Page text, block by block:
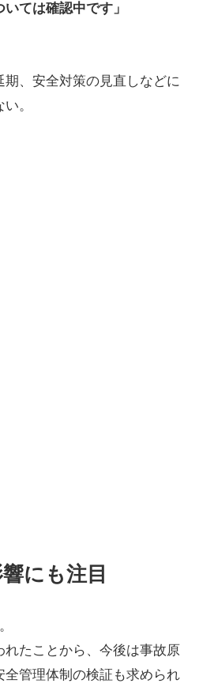
ては確認中です」
、安全対策の見直しなどに
。
にも注目
たことから、今後は事故原
全管理体制の検証も求められ